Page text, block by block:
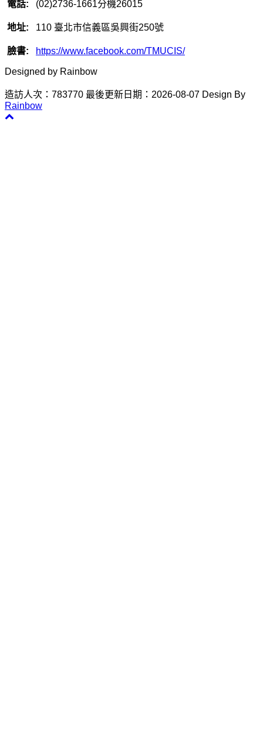
電話: (02)2736-1661分機26015
地址: 110 臺北市信義區吳興街250號
臉書: https://www.facebook.com/TMUCIS/
Designed by Rainbow
造訪人次：783770 最後更新日期：2026-08-07 Design By
Rainbow